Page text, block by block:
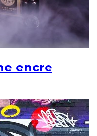
encre